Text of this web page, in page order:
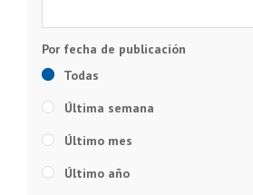
Todas
Última semana
Último mes
Último año